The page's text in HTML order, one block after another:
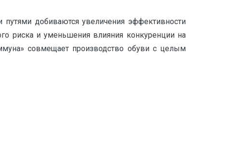
добиваются увеличения эффективности
риска и уменьшения влияния конкуренции на
совмещает производство обуви с целым